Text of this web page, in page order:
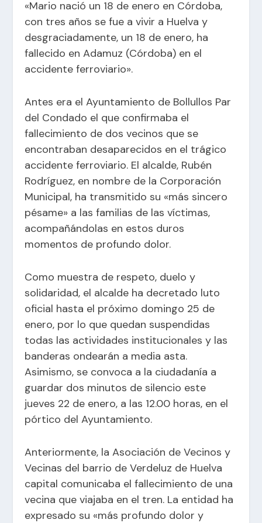
«Mario nació un 18 de enero en Córdoba,
con tres años se fue a vivir a Huelva y
desgraciadamente, un 18 de enero, ha
fallecido en Adamuz (Córdoba) en el
accidente ferroviario».
Antes era el Ayuntamiento de Bollullos Par
del Condado el que confirmaba el
fallecimiento de dos vecinos que se
encontraban desaparecidos en el trágico
accidente ferroviario. El alcalde, Rubén
Rodríguez, en nombre de la Corporación
Municipal, ha transmitido su «más sincero
pésame» a las familias de las víctimas,
acompañándolas en estos duros
momentos de profundo dolor.
Como muestra de respeto, duelo y
solidaridad, el alcalde ha decretado luto
oficial hasta el próximo domingo 25 de
enero, por lo que quedan suspendidas
todas las actividades institucionales y las
banderas ondearán a media asta.
Asimismo, se convoca a la ciudadanía a
guardar dos minutos de silencio este
jueves 22 de enero, a las 12.00 horas, en el
pórtico del Ayuntamiento.
Anteriormente, la Asociación de Vecinos y
Vecinas del barrio de Verdeluz de Huelva
capital comunicaba el fallecimiento de una
vecina que viajaba en el tren. La entidad ha
expresado su «más profundo dolor y